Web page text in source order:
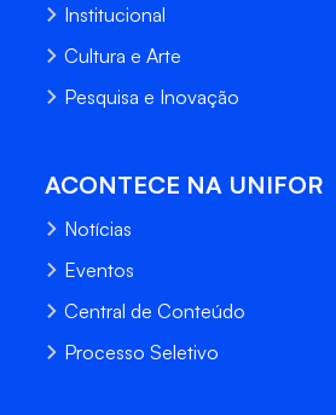
Institucional
Cultura e Arte
Pesquisa e Inovação
ACONTECE NA UNIFOR
Notícias
Eventos
Central de Conteúdo
Processo Seletivo